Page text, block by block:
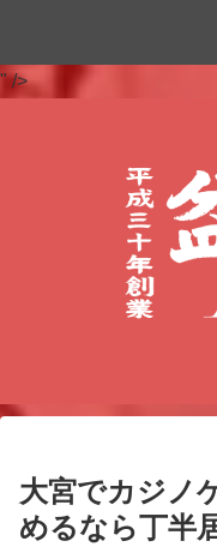
" />
大宮でカジノ
めるなら丁半